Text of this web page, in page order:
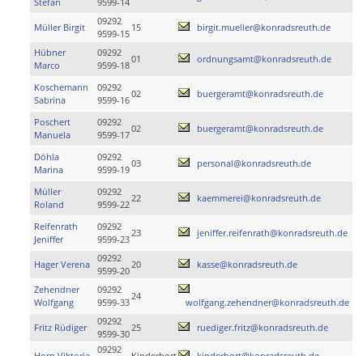
Müller Birgit
09292
9599-15
15 birgit.mueller@konradsreuth.de
Hübner
Marco
09292
9599-18
01 ordnungsamt@konradsreuth.de
Koschemann
Sabrina
09292
9599-16
02 buergeramt@konradsreuth.de
Poschert
Manuela
09292
9599-17
02 buergeramt@konradsreuth.de
Döhla
Marina
09292
9599-19
03 personal@konradsreuth.de
Müller
Roland
09292
9599-22
22 kaemmerei@konradsreuth.de
Reifenrath
Jeniffer
09292
9599-23
23 jeniffer.reifenrath@konradsreuth.de
Hager Verena
09292
9599-20
20 kasse@konradsreuth.de
Zehendner
Wolfgang
09292
9599-33
24
wolfgang.zehendner@konradsreuth.de
Fritz Rüdiger
09292
9599-30
25 ruediger.fritz@konradsreuth.de
09292